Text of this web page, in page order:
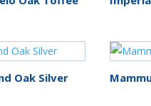
Oak Silver